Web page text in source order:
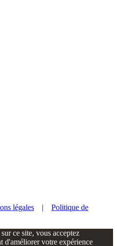
légales | Politique de
ce site, vous acceptez
d'améliorer votre expérience